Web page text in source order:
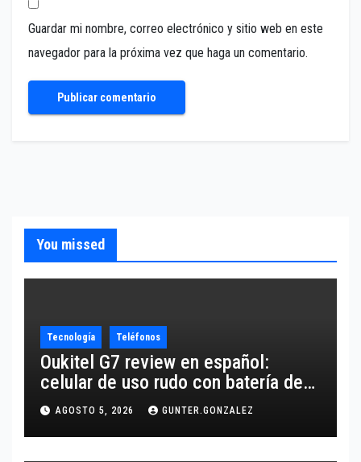
Guardar mi nombre, correo electrónico y sitio web en este
navegador para la próxima vez que haga un comentario.
You missed
Tecnología Teléfonos
Oukitel G7 review en español:
celular de uso rudo con batería de
10,600 mAh
AGOSTO 5, 2026 GUNTER.GONZALEZ